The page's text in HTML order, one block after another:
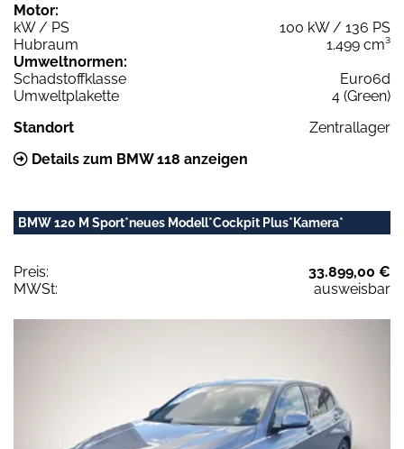
Motor:
kW / PS
100 kW / 136 PS
Hubraum
1.499 cm³
Umweltnormen:
Schadstoffklasse
Euro6d
Umweltplakette
4 (Green)
Standort
Zentrallager
Details zum BMW 118 anzeigen
BMW 120 M Sport*neues Modell*Cockpit Plus*Kamera*
Preis:
33.899,00 €
MWSt:
ausweisbar